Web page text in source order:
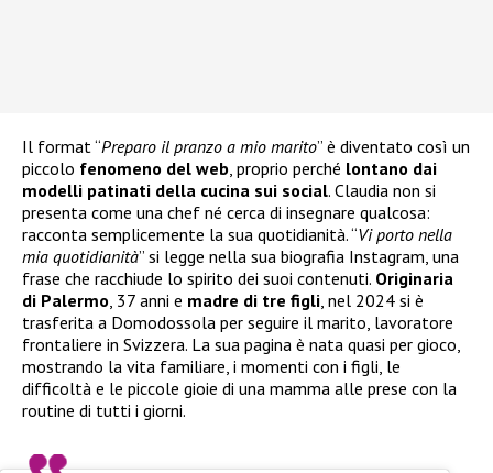
Il format “Preparo il pranzo a mio marito” è diventato così un
piccolo fenomeno del web , proprio perché lontano dai
modelli patinati della cucina sui social. Claudia non si
presenta come una chef né cerca di insegnare qualcosa:
racconta semplicemente la sua quotidianità. “Vi porto nella
mia quotidianità” si legge nella sua biografia Instagram, una
frase che racchiude lo spirito dei suoi contenuti. Originaria
di Palermo , 37 anni e madre di tre figli , nel 2024 si è
trasferita a Domodossola per seguire il marito, lavoratore
frontaliere in Svizzera. La sua pagina è nata quasi per gioco,
mostrando la vita familiare, i momenti con i figli, le
difficoltà e le piccole gioie di una mamma alle prese con la
routine di tutti i giorni.